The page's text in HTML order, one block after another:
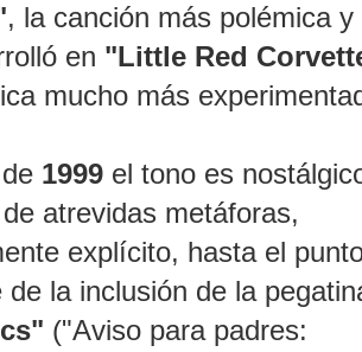
, la canción más polémica
en "Little Red
mucho más
1999 el tono es
atrevidas metáforas,
explícito, hasta el
la inclusión de la
("Aviso para padres: